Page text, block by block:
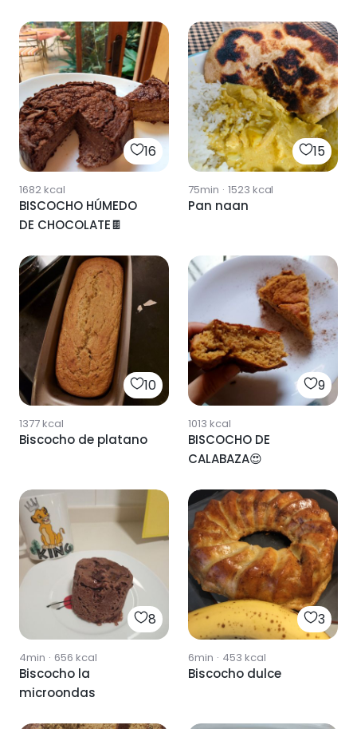
16
1682kcal
BISCOCHO HÚMEDO
DE CHOCOLATE🍫
15
75min · 1523 kcal
Pan naan
10
1377kcal
Biscocho de platano
9
1013 kcal
BISCOCHO DE
CALABAZA😍
8
4min · 656 kcal
Biscocho la
microondas
3
6min · 453 kcal
Biscocho dulce